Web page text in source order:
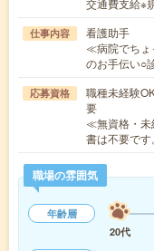
交通費支給※
仕事内容
看護助手
≪病院でちょ
のお手伝い○
応募資格
職種未経験
要
≪無資格・
書は不要で
職場の雰囲気
年齢層
20代